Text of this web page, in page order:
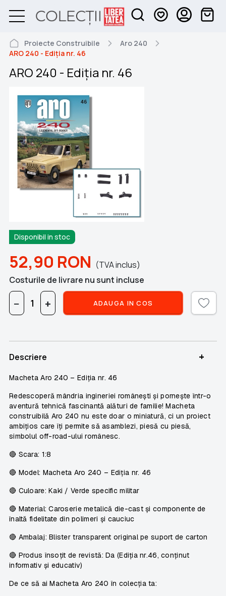
Proiecte Construibile
Aro 240
ARO 240 - Ediția nr. 46
ARO 240 - Ediția nr. 46
Disponibil in stoc
52,90 RON (TVA inclus)
Costurile de livrare nu sunt incluse
− + ADAUGA IN COS
Descriere +
Macheta Aro 240 – Ediția nr. 46
Redescoperă mândria ingineriei românești și pornește într-o
aventură tehnică fascinantă alături de familie! Macheta
construibilă Aro 240 nu este doar o miniatură, ci un proiect
ambițios care îți permite să asamblezi, piesă cu piesă,
simbolul off-road-ului românesc.
🔴 Scara: 1:8
🔴 Model: Macheta Aro 240 – Ediția nr. 46
🔴 Culoare: Kaki / Verde specific militar
🔴 Material: Caroserie metalică die-cast și componente de
înaltă fidelitate din polimeri și cauciuc
🔴 Ambalaj: Blister transparent original pe suport de carton
🔴 Produs însoțit de revistă: Da (Ediția nr.46, conținut
informativ și educativ)
De ce să ai Macheta Aro 240 în colecția ta: